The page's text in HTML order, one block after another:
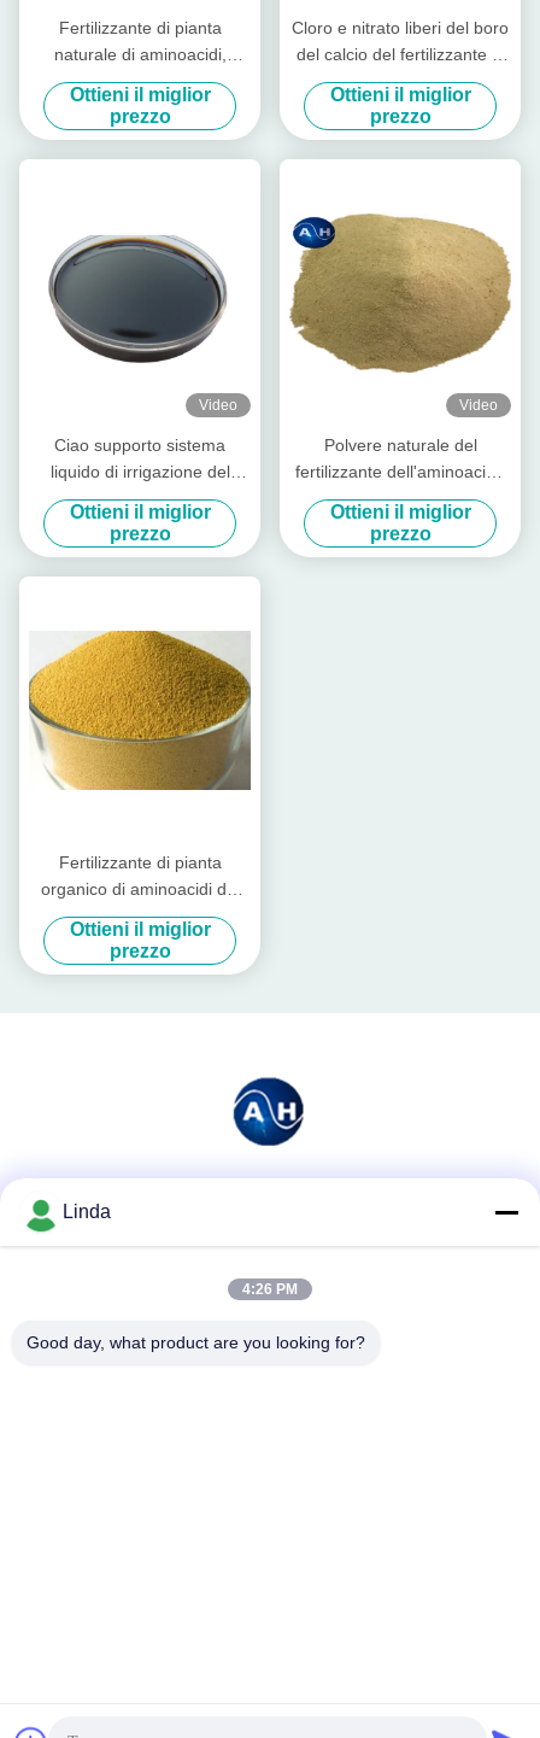
Fertilizzante di pianta
naturale di aminoacidi,
fertilizzante del molibdeno
organico
Ottieni il miglior
prezzo
Cloro e nitrato liberi del boro
del calcio del fertilizzante di
pianta di aminoacidi dello
stato liquido
Ottieni il miglior
prezzo
Video
Ciao supporto sistema
liquido di irrigazione del
fertilizzante di pianta di
aminoacidi dell'azoto
Ottieni il miglior
prezzo
Video
Polvere naturale del
fertilizzante dell'aminoacido
per il magnesio del chelato
di crescita di piante
Ottieni il miglior
prezzo
Fertilizzante di pianta
organico di aminoacidi del
potassio per la pianta di
pomodori
Ottieni il miglior
prezzo
Fornitore. 2019-2026 Chengdu Chelation Biology Technology
Linda
4:26 PM
Good day, what product are you looking for?